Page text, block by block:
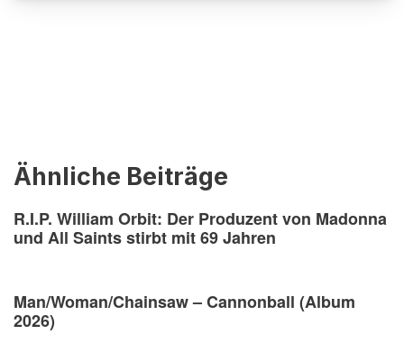
Ähnliche Beiträge
R.I.P. William Orbit: Der Produzent von Madonna
und All Saints stirbt mit 69 Jahren
Man/Woman/Chainsaw – Cannonball (Album
2026)